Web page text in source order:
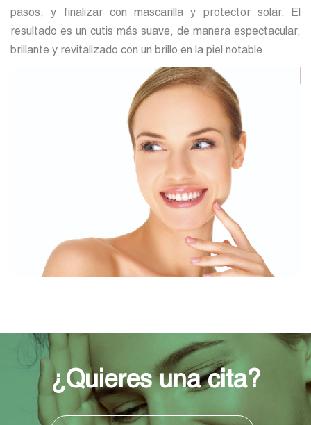
pasos, y finalizar con mascarilla y protector solar. El
resultado es un cutis más suave, de manera espectacular,
brillante y revitalizado con un brillo en la piel notable.
¿Quieres una cita?